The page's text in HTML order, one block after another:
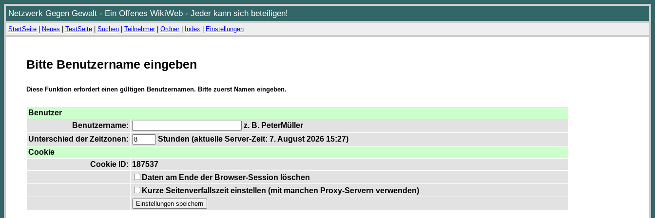
Netzwerk Gegen Gewalt - Ein Offenes WikiWeb - Jeder kann sich beteiligen!
StartSeite Neues TestSeite Suchen Teilnehmer| Ordner| Index Einstellungen
Bitte Benutzername eingeben
Diese Funktion erfordert einen gültigen Benutzernamen. Bitte zuerst Namen eingeben.
Benutzer
Benutzername:
z. B. PeterMüller
Unterschied der Zeitzonen:
Stunden (aktuelle Server-Zeit: 7. August 2026 15:27)
Cookie
Cookie ID: 187537
Daten am Ende der Browser-Session löschen
Kurze Seitenverfallszeit einstellen (mit manchen Proxy-Servern verwenden)